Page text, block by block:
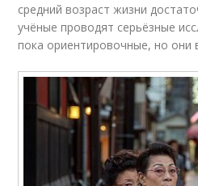
средний возраст жизни
учёные проводят серьёзные
пока ориентировочные, но они